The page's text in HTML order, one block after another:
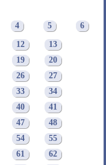
4 5 6
12
13
19
20
26
27
33
34
40
41
47
48
54
55
61 62